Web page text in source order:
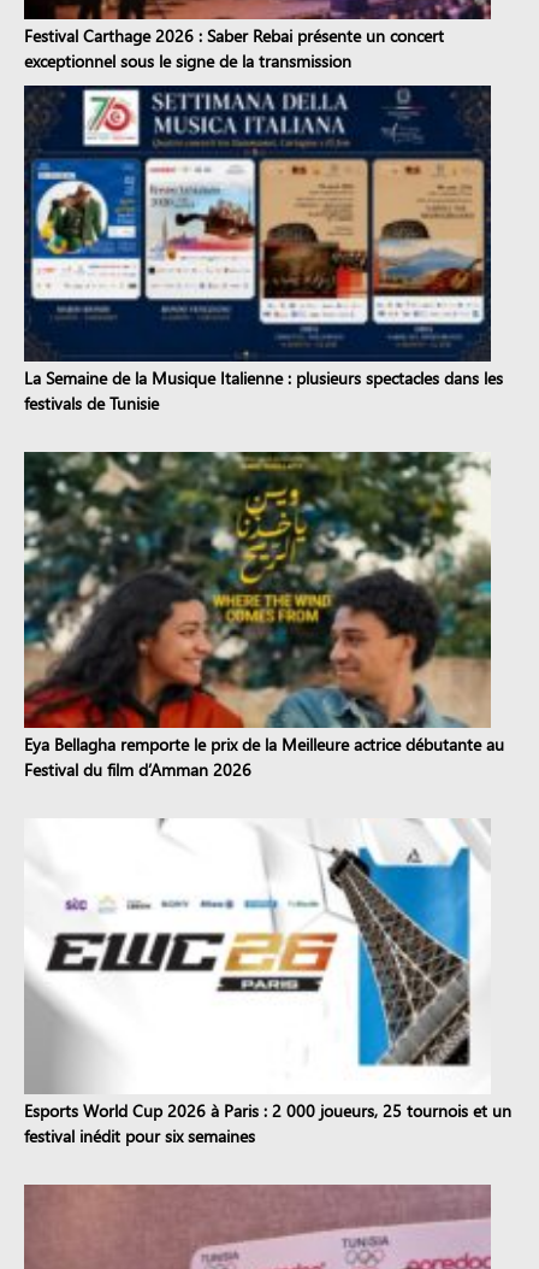
Festival Carthage 2026 : Saber Rebai présente un concert
exceptionnel sous le signe de la transmission
La Semaine de la Musique Italienne : plusieurs spectacles dans les
festivals de Tunisie
Eya Bellagha remporte le prix de la Meilleure actrice débutante au
Festival du film d’Amman 2026
Esports World Cup 2026 à Paris : 2 000 joueurs, 25 tournois et un
festival inédit pour six semaines